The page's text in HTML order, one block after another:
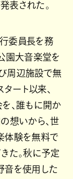
表された。
委員長を務
園大音楽堂を
周辺施設で無
ート以来、
を、誰もに開か
想いから、世
体験を無料で
た。秋に予定
音を使用した